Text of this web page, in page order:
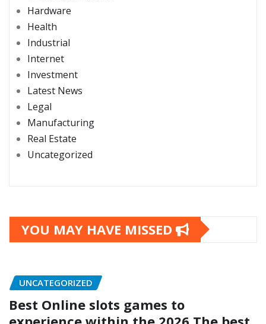
Hardware
Health
Industrial
Internet
Investment
Latest News
Legal
Manufacturing
Real Estate
Uncategorized
YOU MAY HAVE MISSED
UNCATEGORIZED
Best Online slots games to